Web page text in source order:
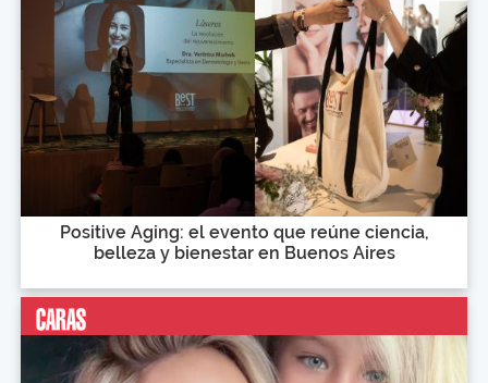
Positive Aging: el evento que reúne ciencia,
belleza y bienestar en Buenos Aires